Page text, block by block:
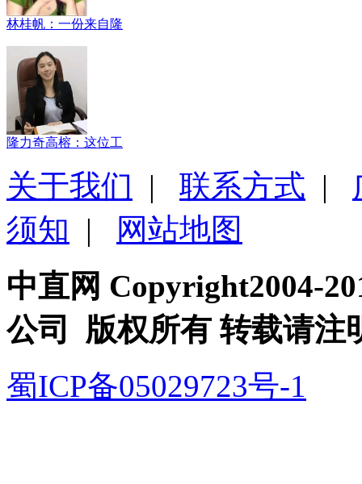
林桂帆：一份来自隆
隆力奇高榕：这位工
关于我们 | 联系方式 |
须知 |
网站地图
中直网 Copyright2004-
公司 版权所有 转载请注
蜀ICP备05029723号-1